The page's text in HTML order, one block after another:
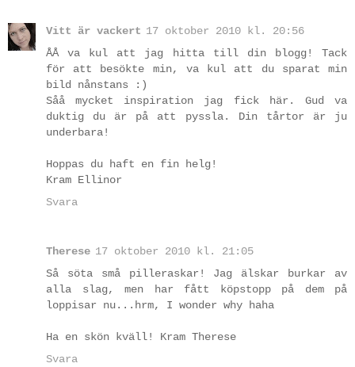
Vitt är vackert 17 oktober 2010 kl. 20:56
ÅÅ va kul att jag hitta till din blogg! Tack
för att besökte min, va kul att du sparat min
bild nånstans :)
Såå mycket inspiration jag fick här. Gud va
duktig du är på att pyssla. Din tårtor är ju
underbara!
Hoppas du haft en fin helg!
Kram Ellinor
Svara
Therese 17 oktober 2010 kl. 21:05
Så söta små pilleraskar! Jag älskar burkar av
alla slag, men har fått köpstopp på dem på
loppisar nu...hrm, I wonder why haha
Ha en skön kväll! Kram Therese
Svara